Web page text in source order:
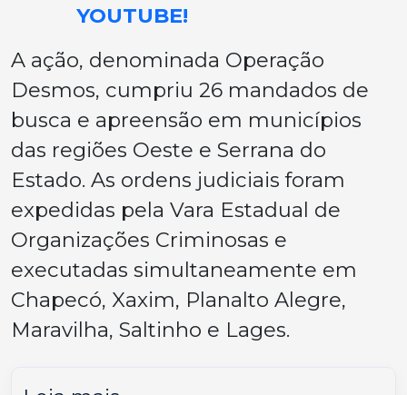
YOUTUBE!
A ação, denominada Operação
Desmos, cumpriu 26 mandados de
busca e apreensão em municípios
das regiões Oeste e Serrana do
Estado. As ordens judiciais foram
expedidas pela Vara Estadual de
Organizações Criminosas e
executadas simultaneamente em
Chapecó, Xaxim, Planalto Alegre,
Maravilha, Saltinho e Lages.